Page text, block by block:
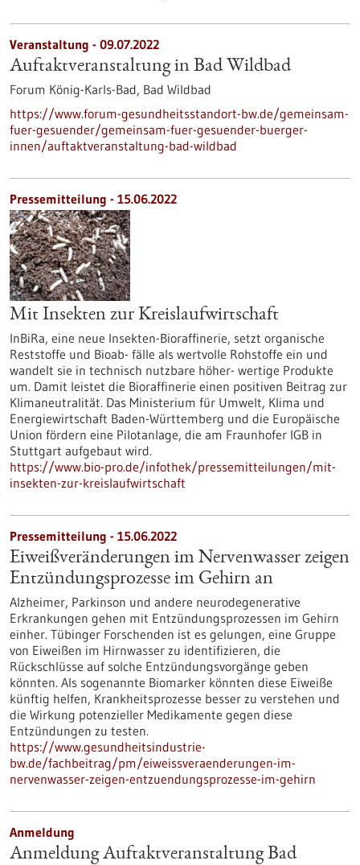
Veranstaltung - 09.07.2022
Auftaktveranstaltung in Bad Wildbad
Forum König-Karls-Bad, Bad Wildbad
https://www.forum-gesundheitsstandort-bw.de/gemeinsam-
fuer-gesuender/gemeinsam-fuer-gesuender-buerger-
innen/auftaktveranstaltung-bad-wildbad
Pressemitteilung - 15.06.2022
Mit Insekten zur Kreislaufwirtschaft
InBiRa, eine neue Insekten-Bioraffinerie, setzt organische
Reststoffe und Bioab- fälle als wertvolle Rohstoffe ein und
wandelt sie in technisch nutzbare höher- wertige Produkte
um. Damit leistet die Bioraffinerie einen positiven Beitrag zur
Klimaneutralität. Das Ministerium für Umwelt, Klima und
Energiewirtschaft Baden-Württemberg und die Europäische
Union fördern eine Pilotanlage, die am Fraunhofer IGB in
Stuttgart aufgebaut wird.
https://www.bio-pro.de/infothek/pressemitteilungen/mit-
insekten-zur-kreislaufwirtschaft
Pressemitteilung - 15.06.2022
Eiweißveränderungen im Nervenwasser zeigen
Entzündungsprozesse im Gehirn an
Alzheimer, Parkinson und andere neurodegenerative
Erkrankungen gehen mit Entzündungsprozessen im Gehirn
einher. Tübinger Forschenden ist es gelungen, eine Gruppe
von Eiweißen im Hirnwasser zu identifizieren, die
Rückschlüsse auf solche Entzündungsvorgänge geben
könnten. Als sogenannte Biomarker könnten diese Eiweiße
künftig helfen, Krankheitsprozesse besser zu verstehen und
die Wirkung potenzieller Medikamente gegen diese
Entzündungen zu testen.
https://www.gesundheitsindustrie-
bw.de/fachbeitrag/pm/eiweissveraenderungen-im-
nervenwasser-zeigen-entzuendungsprozesse-im-gehirn
Anmeldung
Anmeldung Auftaktveranstaltung Bad